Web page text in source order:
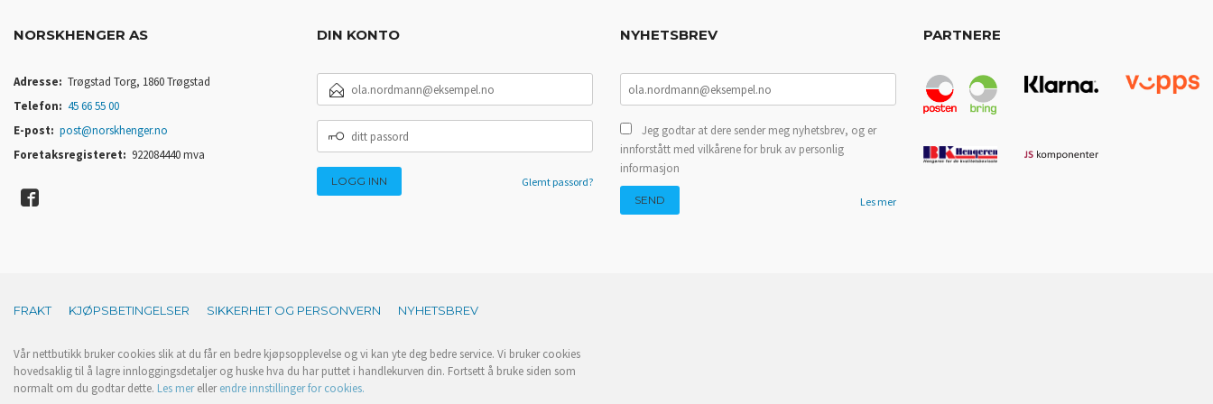
NORSKHENGER AS
Adresse: Trøgstad Torg, 1860 Trøgstad
Telefon: 45 66 55 00
E-post: post@norskhenger.no
Foretaksregisteret: 922084440 mva
DIN KONTO
POSTADRESSE
PASSORD
Glemt passord?
NYHETSBREV
Jeg godtar at dere sender meg nyhetsbrev, og er
innforstått med vilkårene for bruk av personlig
informasjon
Les mer
PARTNERE
FRAKT KJØPSBETINGELSER SIKKERHET OG PERSONVERN NYHETSBREV
Vår nettbutikk bruker cookies slik at du får en bedre kjøpsopplevelse og vi kan yte deg bedre service. Vi bruker cookies
hovedsaklig til å lagre innloggingsdetaljer og huske hva du har puttet i handlekurven din. Fortsett å bruke siden som
normalt om du godtar dette. Les merellerendre innstillinger for cookies.